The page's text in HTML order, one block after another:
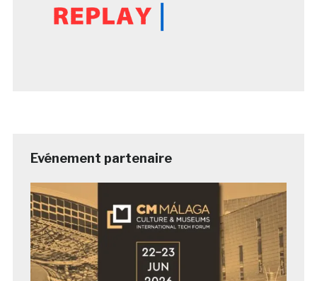
Evénement partenaire